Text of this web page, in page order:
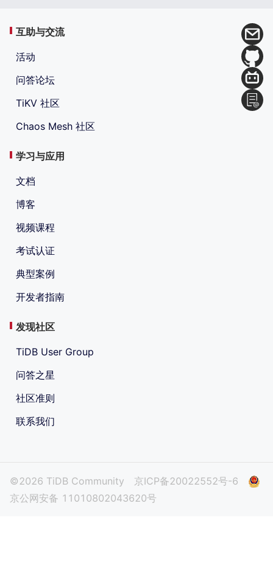
互助与交流
活动
问答论坛
TiKV 社区
Chaos Mesh 社区
学习与应用
文档
博客
视频课程
考试认证
典型案例
开发者指南
发现社区
TiDB User Group
问答之星
社区准则
联系我们
©2026 TiDB Community
京ICP备20022552号-6
京公网安备 11010802043620号